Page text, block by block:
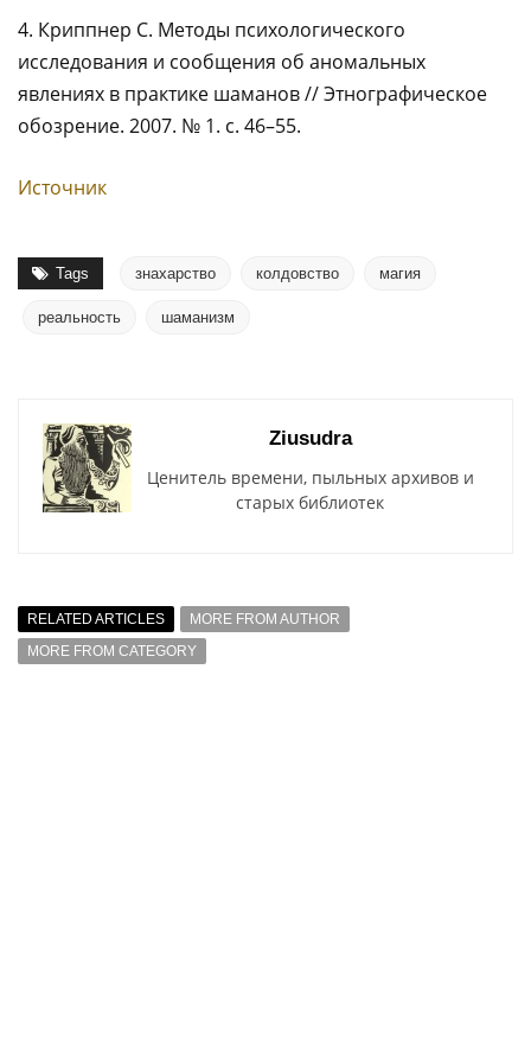
4. Криппнер C. Методы психологического
исследования и сообщения об аномальных
явлениях в практике шаманов // Этнографическое
обозрение. 2007. № 1. с. 46–55.
Источник
Tags знахарство колдовство магия
реальность шаманизм
Ziusudra
Ценитель времени, пыльных архивов и
старых библиотек
RELATED ARTICLES
MORE FROM AUTHOR
MORE FROM CATEGORY